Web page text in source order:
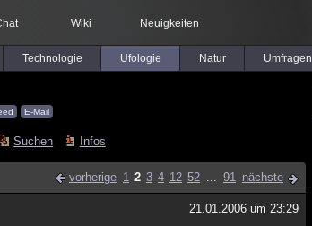
Wiki Neuigkeiten
Technologie Ufologie Natur Umfragen
E-Mail
Suchen Infos
vorherige 1 2 3 4 12 52 ... 91 nächste
21.01.2006 um 23:29